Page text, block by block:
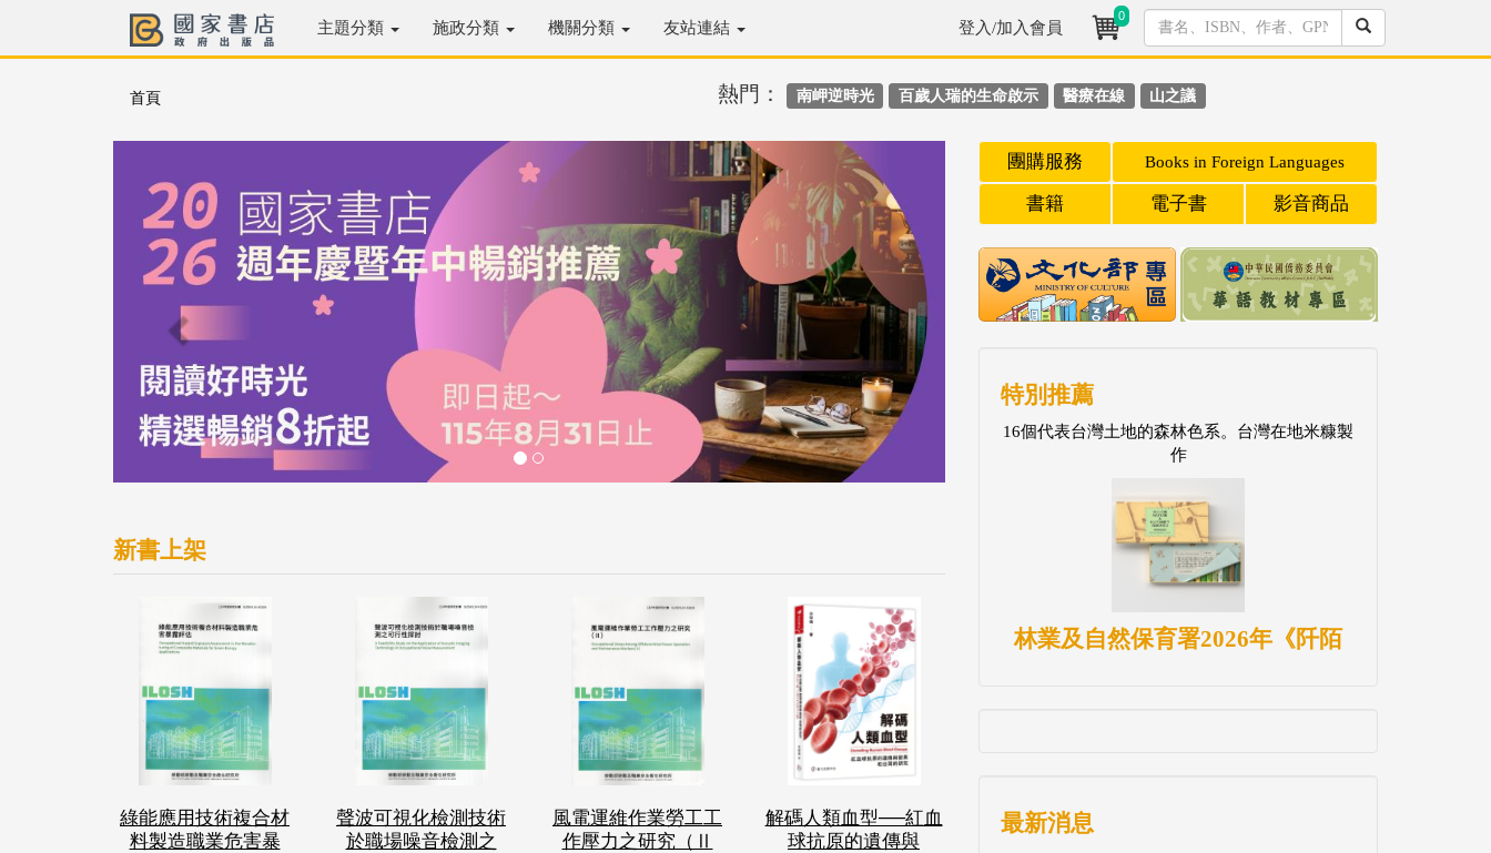
主題分類 施政分類 機關分類 友站連結 登入/加入會員
0
首頁 熱門： 南岬逆時光 百歲人瑞的生命啟示 醫療在線 山之議
新書上架
綠能應用技術複合材
料製造職業危害暴
聲波可視化檢測技術
於職場噪音檢測之
風電運維作業勞工工
作壓力之研究（Ⅱ
解碼人類血型──紅血
球抗原的遺傳與
團購服務 Books in Foreign Languages
書籍 電子書 影音商品
特別推薦
16個代表台灣土地的森林色系。台灣在地米糠製
作
林業及自然保育署2026年《阡陌
最新消息